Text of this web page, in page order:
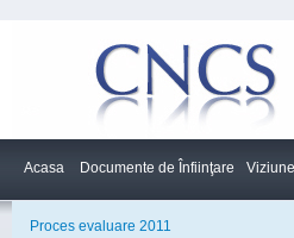
Acasa Documente de Înfiinţare Viziune
Proces evaluare 2011